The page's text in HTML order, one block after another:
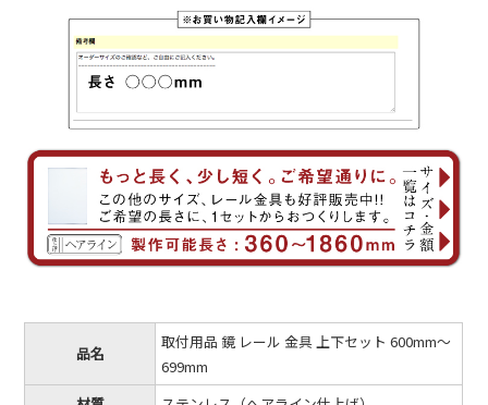
品名
取付用品 鏡 レール 金具 上下セット 600mm～
699mm